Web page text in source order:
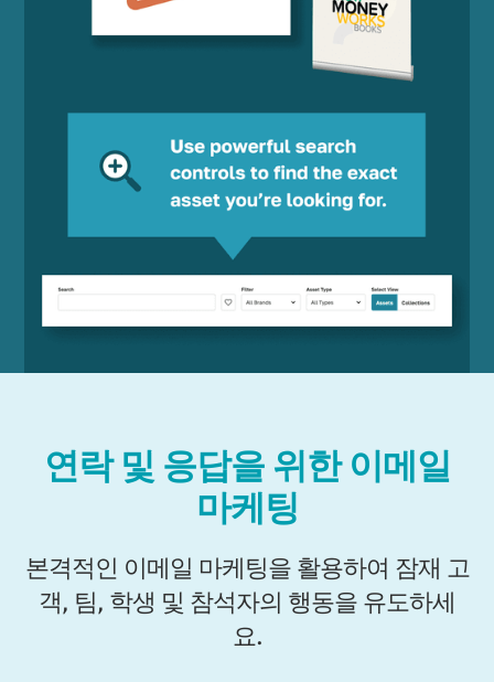
연락 및 응답을 위한 이메일
마케팅
본격적인 이메일 마케팅을 활용하여 잠재 고
객, 팀, 학생 및 참석자의 행동을 유도하세
요.